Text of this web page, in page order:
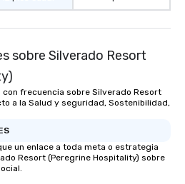
sobre Silverado Resort
frecuencia sobre Silverado Resort
a la Salud y seguridad, Sostenibilidad,
un enlace a toda meta o estrategia
Resort (Peregrine Hospitality) sobre